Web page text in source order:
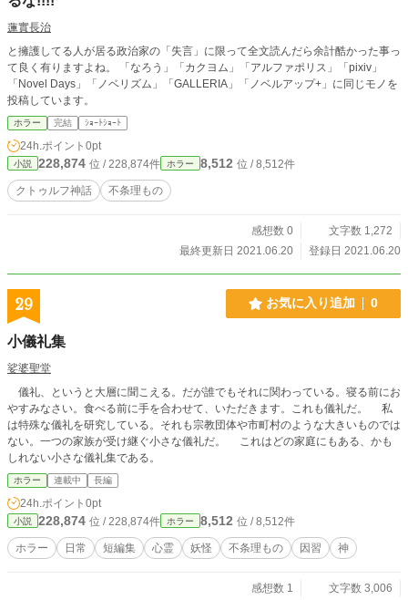
蓮實長治
と擁護してる人が居る政治家の「失言」に限って全文読んだら余計酷かった事っ
て良く有りますよね。 「なろう」「カクヨム」「アルファポリス」「pixiv」
「Novel Days」「ノベリズム」「GALLERIA」「ノベルアップ+」に同じモノを
投稿しています。
ホラー 完結 ｼｮｰﾄｼｮｰﾄ
24h.ポイント 0pt
小説 228,874 位 / 228,874件 ホラー 8,512 位 / 8,512件
クトゥルフ神話 不条理もの
感想数 0
文字数 1,272
最終更新日 2021.06.20
登録日 2021.06.20
29 お気に入り追加 0
小儀礼集
娑婆聖堂
儀礼、というと大層に聞こえる。だが誰でもそれに関わっている。寝る前にお
やすみなさい。食べる前に手を合わせて、いただきます。これも儀礼だ。 私
は特殊な儀礼を研究している。それも宗教団体や市町村のような大きいものでは
ない。一つの家族が受け継ぐ小さな儀礼だ。 これはどの家庭にもある、かも
しれない小さな儀礼集である。
ホラー 連載中 長編
24h.ポイント 0pt
小説 228,874 位 / 228,874件 ホラー 8,512 位 / 8,512件
ホラー 日常 短編集 心霊 妖怪 不条理もの 因習 神
感想数 1
文字数 3,006